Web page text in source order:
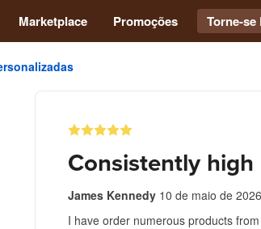
Marketplace Promoções Torne-se
Consistently high
James Kennedy 10 de maio de 2026
I have order numerous products